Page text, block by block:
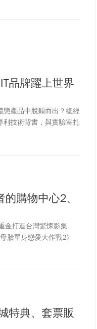
品牌躍上世界
態產品中脫穎而出？總經
利技術背書，與實驗室扎
，以「頂規、有感、高
購物中心2、
金打造台灣驚悚影集
胎單身戀愛大作戰2》
1名」。至於
特典、套票販